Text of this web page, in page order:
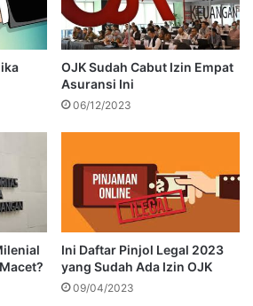
OJK Sudah Cabut Izin Empat
Asuransi Ini
06/12/2023
Ini Daftar Pinjol Legal 2023
yang Sudah Ada Izin OJK
09/04/2023